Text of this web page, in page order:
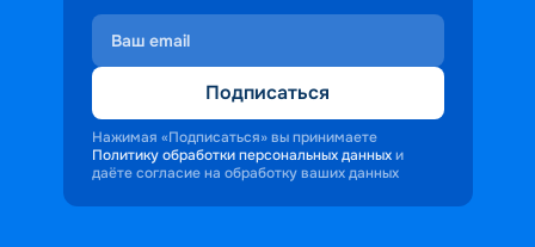
Подписаться
Нажимая «Подписаться» вы принимаете
Политику обработки персональных данных и
даёте согласие на обработку ваших данных